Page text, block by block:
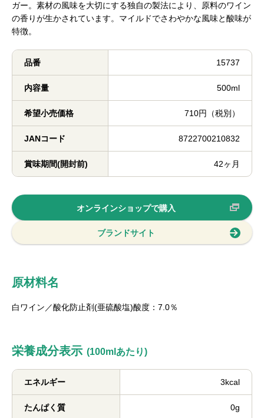
ガー。素材の風味を大切にする独自の製法により、原料のワイン
の香りが生かされています。マイルドでさわやかな風味と酸味が
特徴。
品番 15737
内容量 500ml
希望小売価格 710円（税別）
JANコード 8722700210832
賞味期間(開封前) 42ヶ月
オンラインショップで購入
ブランドサイト
原材料名
白ワイン／酸化防止剤(亜硫酸塩)酸度：7.0％
栄養成分表示 (100mlあたり)
エネルギー 3kcal
たんぱく質 0g